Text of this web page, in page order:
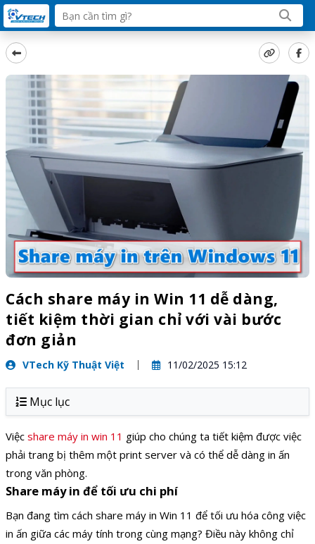
Cách share máy in Win 11 dễ dàng,
tiết kiệm thời gian chỉ với vài bước
đơn giản
VTech Kỹ Thuật Việt 11/02/2025 15:12
Mục lục
Việc share máy in win 11 giúp cho chúng ta tiết kiệm được việc
phải trang bị thêm một print server và có thể dễ dàng in ấn
trong văn phòng.
Share máy in để tối ưu chi phí
Bạn đang tìm cách share máy in Win 11 để tối ưu hóa công việc
in ấn giữa các máy tính trong cùng mạng? Điều này không chỉ